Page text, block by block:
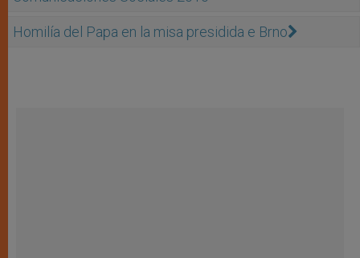
Homilía del Papa en la misa presidida e Brno